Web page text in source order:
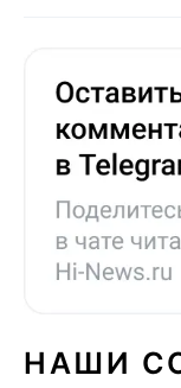
НАШИ